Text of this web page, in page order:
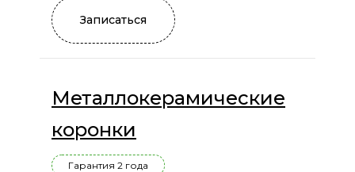
Записаться
Металлокерамические
коронки
Гарантия 2 года